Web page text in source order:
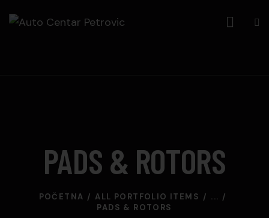
PADS & ROTORS
POČETNA ALL PORTFOLIO ITEMS
...
PADS & ROTORS